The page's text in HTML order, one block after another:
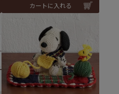
カートに入れる